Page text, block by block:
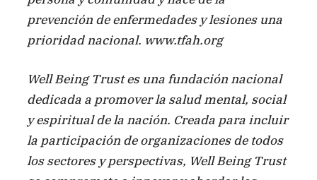
prevención de enfermedades y lesiones una
prioridad nacional. www.tfah.org
Well Being Trust es una fundación nacional
dedicada a promover la salud mental, social
y espiritual de la nación. Creada para incluir
la participación de organizaciones de todos
los sectores y perspectivas, Well Being Trust